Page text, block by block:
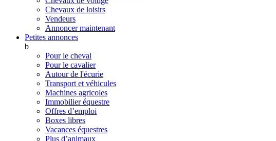
Chevaux de loisirs
Vendeurs
Annoncer maintenant
Petites annonces
b
Pour le cheval
Pour le cavalier
Autour de l'écurie
Transport et véhicules
Machines agricoles
Immobilier équestre
Offres d’emploi
Boxes libres
Vacances équestres
Plus d’animaux